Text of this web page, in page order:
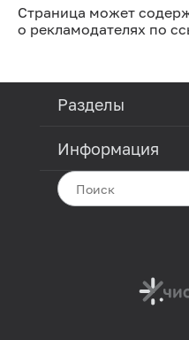
Страница может
о рекламодателях по
Разделы
Информация